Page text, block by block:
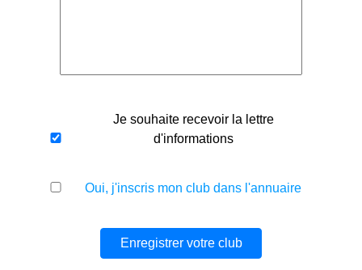
Je souhaite recevoir la lettre
d'informations
Oui, j'inscris mon club dans l'annuaire